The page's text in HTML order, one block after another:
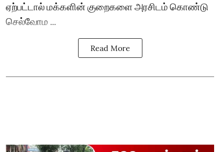
ஏற்பட்டால் மக்களின் குறைகளை அரசிடம் கொண்டு
செல்வோம ...
Read More